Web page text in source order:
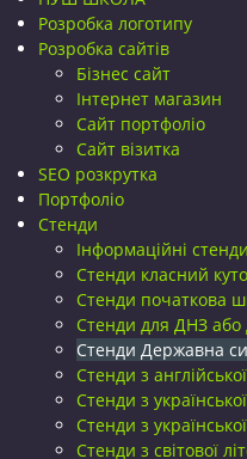
Розробка логотипу
Розробка сайтів
Бізнес сайт
Інтернет магазин
Сайт портфоліо
Сайт візитка
SEO розкрутка
Портфоліо
Стенди
Інформаційні стенди
Стенди класний
Стенди початкова
Стенди для ДНЗ або
Стенди Державна
Стенди з
Стенди з
Стенди з
Стенди з світової